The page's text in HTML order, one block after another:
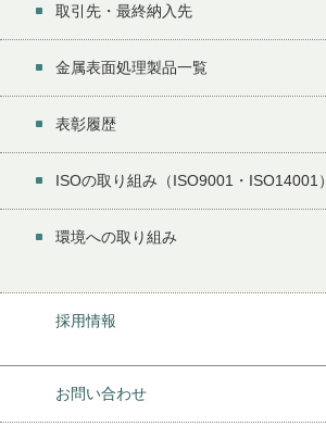
取引先・最終納入先
金属表面処理製品一覧
表彰履歴
ISOの取り組み（ISO9001・ISO14001）
環境への取り組み
採用情報
お問い合わせ